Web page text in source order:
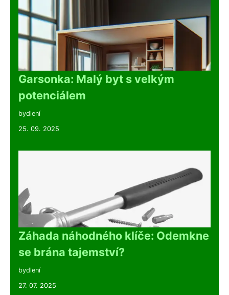
Garsonka: Malý byt s velkým
potenciálem
bydlení
25. 09. 2025
Záhada náhodného klíče: Odemkne
se brána tajemství?
bydlení
27. 07. 2025